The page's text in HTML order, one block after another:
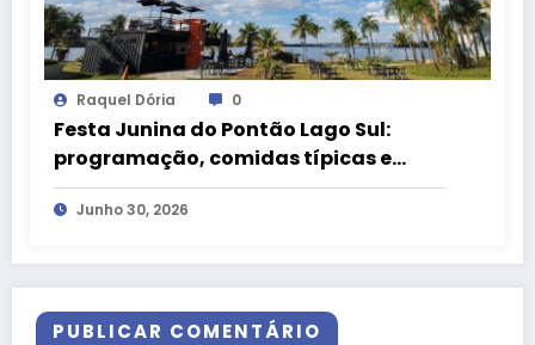
Raquel Dória 0
Festa Junina do Pontão Lago Sul:
programação, comidas típicas e
atrações para toda a família
Junho 30, 2026
PUBLICAR COMENTÁRIO